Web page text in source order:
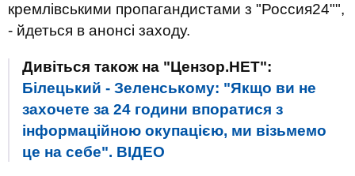
кремлівськими пропагандистами з "Россия24"",
- йдеться в анонсі заходу.
Дивіться також на "Цензор.НЕТ":
Білецький - Зеленському: "Якщо ви не
захочете за 24 години впоратися з
інформаційною окупацією, ми візьмемо
це на себе". ВIДЕО